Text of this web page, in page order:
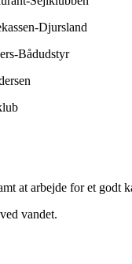
at arbejde for et godt
vandet.